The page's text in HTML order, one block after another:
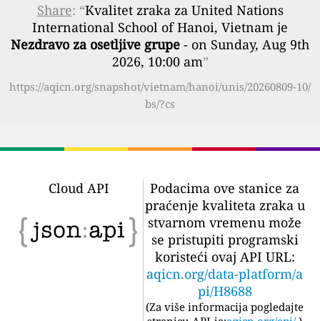
Share: “Kvalitet zraka za United Nations
International School of Hanoi, Vietnam je
Nezdravo za osetljive grupe - on Sunday, Aug 9th
2026, 10:00 am”
https://aqicn.org/snapshot/vietnam/hanoi/unis/20260809-10/
bs/?cs
Cloud API
Podacima ove stanice za
praćenje kvaliteta zraka u
stvarnom vremenu može
se pristupiti programski
koristeći ovaj API URL:
aqicn.org/data-platform/a
pi/H8688
(Za više informacija pogledajte